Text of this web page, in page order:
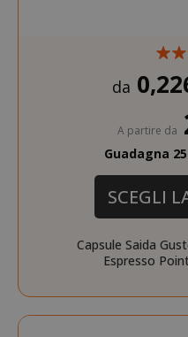
da
A partire da
Guadagna
SCEGLI
Capsule Saida
Espresso